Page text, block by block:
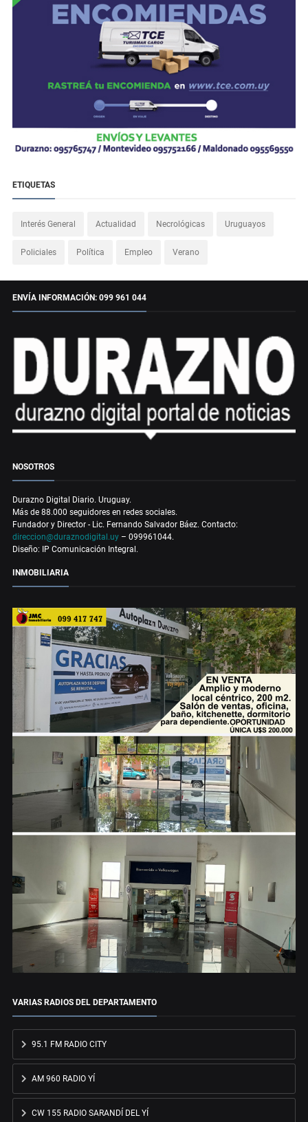
ETIQUETAS
Interés General Actualidad Necrológicas Uruguayos
Policiales Política Empleo Verano
ENVÍA INFORMACIÓN: 099 961 044
NOSOTROS
Durazno Digital Diario. Uruguay.
Más de 88.000 seguidores en redes sociales.
Fundador y Director - Lic. Fernando Salvador Báez. Contacto:
direccion@duraznodigital.uy – 099961044.
Diseño: IP Comunicación Integral.
INMOBILIARIA
VARIAS RADIOS DEL DEPARTAMENTO
95.1 FM RADIO CITY
AM 960 RADIO YÍ
CW 155 RADIO SARANDÍ DEL YÍ